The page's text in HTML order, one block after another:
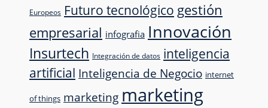
Europeos Futuro tecnológico gestión
empresarial infografia Innovación
Insurtech Integración de datos inteligencia
artificial Inteligencia de Negocio internet
of things marketing marketing